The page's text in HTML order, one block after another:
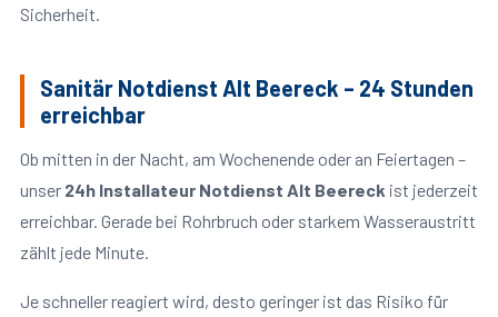
Sicherheit.
Sanitär Notdienst Alt Beereck – 24 Stunden
erreichbar
Ob mitten in der Nacht, am Wochenende oder an Feiertagen –
unser 24h Installateur Notdienst Alt Beereck ist jederzeit
erreichbar. Gerade bei Rohrbruch oder starkem Wasseraustritt
zählt jede Minute.
Je schneller reagiert wird, desto geringer ist das Risiko für